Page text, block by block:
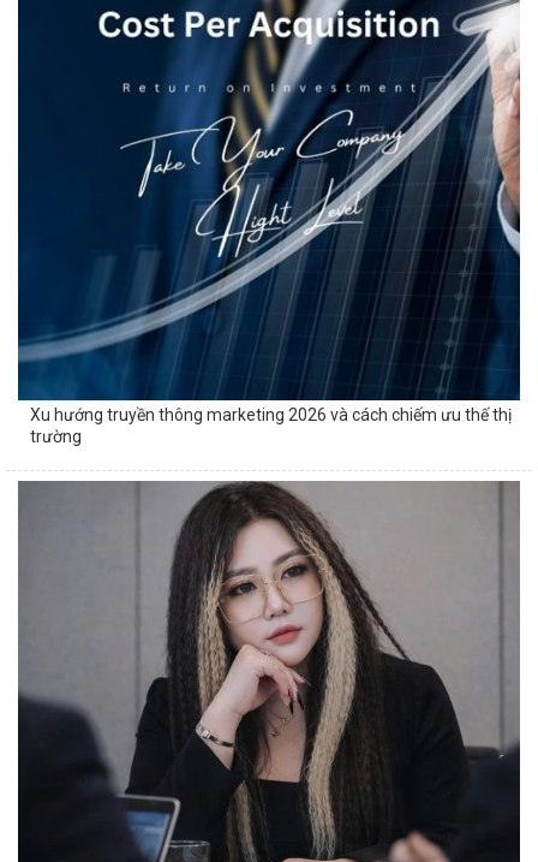
Xu hướng truyền thông marketing 2026 và cách chiếm ưu thế thị
trường